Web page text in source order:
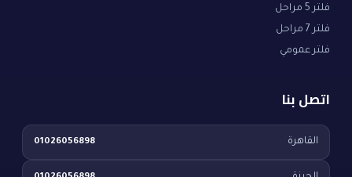
فلتر 5 مراحل
فلتر 7 مراحل
فلتر عمومي
اتصل بنا
القاهرة 01026056898